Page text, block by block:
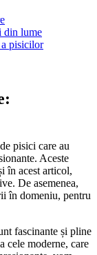
din lume
a pisicilor
pisici care au
Aceste
în acest articol,
De asemenea,
în domeniu, pentru
fascinante și pline
cele moderne, care